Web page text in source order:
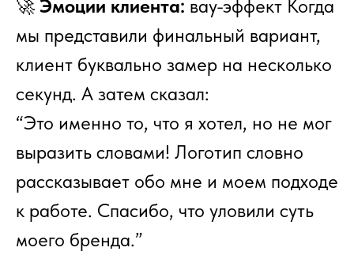
🚀 Эмоции клиента: вау-эффект Когда
мы представили финальный вариант,
клиент буквально замер на несколько
секунд. А затем сказал:
“Это именно то, что я хотел, но не мог
выразить словами! Логотип словно
рассказывает обо мне и моем подходе
к работе. Спасибо, что уловили суть
моего бренда.”